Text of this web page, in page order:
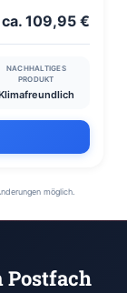
ca. 109,95 €
NACHHALTIGES
PRODUKT
möglich.
Postfach